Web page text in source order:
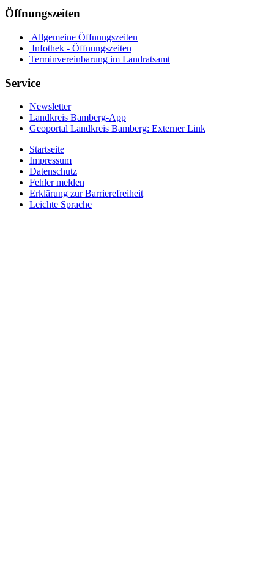
Öffnungszeiten
Allgemeine Öffnungszeiten
Infothek - Öffnungszeiten
Terminvereinbarung im Landratsamt
Service
Newsletter
Landkreis Bamberg-App
Geoportal Landkreis Bamberg: Externer Link
Startseite
Impressum
Datenschutz
Fehler melden
Erklärung zur Barrierefreiheit
Leichte Sprache